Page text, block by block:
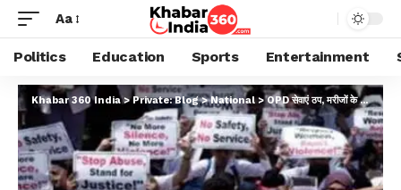
Aa
Politics Education Sports Entertainment
Khabar 360 India>Private: Blog>National>OPD सेवाएं ठप, मरीजों के लिए अगले 24 घंटे की स्थिति गंभीर; IMA की सरकार से पांच प्रमुख मांगें